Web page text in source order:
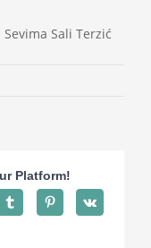
Sali Terzić
Platform!